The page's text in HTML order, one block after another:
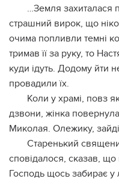
…Земля захиталася
стpaшний виpок, що
очима попливли темні
тримав її за руку, то
куди ідуть. Додому йти
провадили їх.
Коли у храмі, повз
дзвони, жінка
Миколая. Олежику,
Старенький
сповідалося, сказав,
Господь щось забирає у